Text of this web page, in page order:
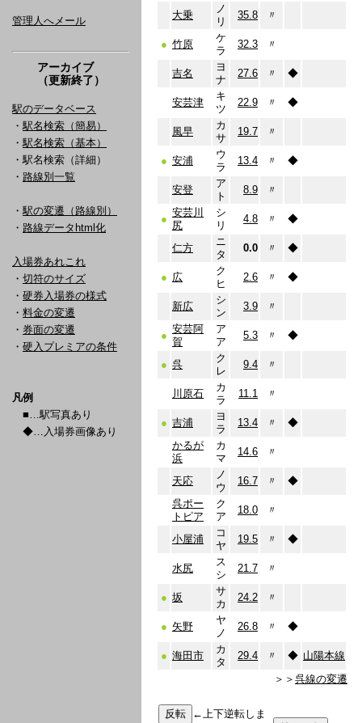
管理人へメール
アーカイブ
（更新終了）
駅のデータベース
・ 駅名検索（簡易）
・ 駅名検索（基本）
・駅名検索（詳細）
・ 路線別一覧
・ 駅の変遷（路線別）
・ 路線データhtml化
入場券あれこれ
・ 切符のサイズ
・ 硬券入場券の様式
・ 料金の変遷
・ 券面の変遷
・ 硬入プレミアの条件
凡例
■…駅写真あり
◆…入場券画像あり
大乗
ノ
リ
35.8 〃
● 竹原
ケ
ラ
32.3 〃
吉名
ヨ
ナ
27.6 〃 ◆
安芸津
キ
ツ
22.9 〃 ◆
風早
カ
サ
19.7 〃
● 安浦
ウ
ラ
13.4 〃 ◆
安登
ア
ト
8.9 〃
●
安芸川
尻
シ
リ
4.8 〃 ◆
仁方
ニ
タ
0.0 〃 ◆
● 広
ク
ヒ
2.6 〃 ◆
新広
シ
ン
3.9 〃
●
安芸阿
賀
ア
ア
5.3 〃 ◆
● 呉
ク
レ
9.4 〃
川原石
カ
ラ
11.1 〃
● 吉浦
ヨ
ラ
13.4 〃
◆
かるが
浜
カ
マ
14.6 〃
天応
ノ
ウ
16.7 〃
◆
呉ポー
トピア
ク
ア
18.0 〃
小屋浦
コ
ヤ
19.5 〃 ◆
水尻
ス
シ
21.7 〃
● 坂
サ
カ
24.2 〃
● 矢野
ヤ
ノ
26.8 〃 ◆
● 海田市
カ
タ
29.4 〃 ◆ 山陽本線
＞＞ 呉線の変遷
←上下逆転しま